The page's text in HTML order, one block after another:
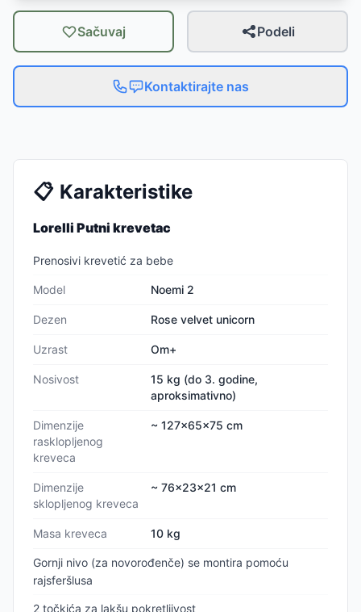
Sačuvaj Podeli
Kontaktirajte nas
📋 Karakteristike
Lorelli Putni krevetac
Prenosivi krevetić za bebe
Model Noemi 2
Dezen Rose velvet unicorn
Uzrast Om+
Nosivost
15 kg (do 3. godine,
aproksimativno)
Dimenzije
rasklopljenog
kreveca
~ 127x65x75 cm
Dimenzije
sklopljenog kreveca
~ 76x23x21 cm
Masa kreveca 10 kg
Gornji nivo (za novorođenče) se montira pomoću
rajsferšlusa
2 točkića za lakšu pokretljivost